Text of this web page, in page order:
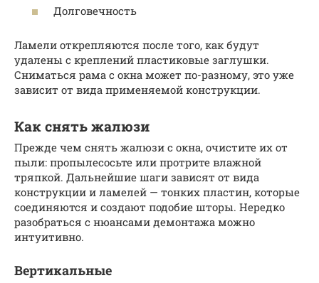
Долговечность
Ламели открепляются после того, как будут
удалены с креплений пластиковые заглушки.
Сниматься рама с окна может по-разному, это уже
зависит от вида применяемой конструкции.
Как снять жалюзи
Прежде чем снять жалюзи с окна, очистите их от
пыли: пропылесосьте или протрите влажной
тряпкой. Дальнейшие шаги зависят от вида
конструкции и ламелей — тонких пластин, которые
соединяются и создают подобие шторы. Нередко
разобраться с нюансами демонтажа можно
интуитивно.
Вертикальные